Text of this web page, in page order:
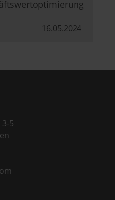
16.05.2024
5